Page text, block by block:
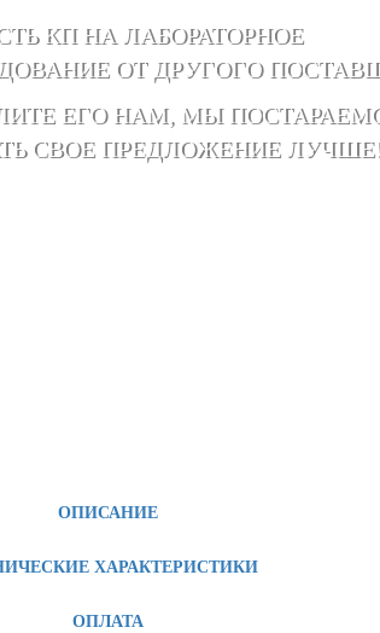
КП НА ЛАБОРАТОРНОЕ
ОТ ДРУГОГО
ЕГО НАМ, МЫ
СВОЕ ПРЕДЛОЖЕНИЕ
ОПИСАНИЕ
ХАРАКТЕРИСТИКИ
ОПЛАТА